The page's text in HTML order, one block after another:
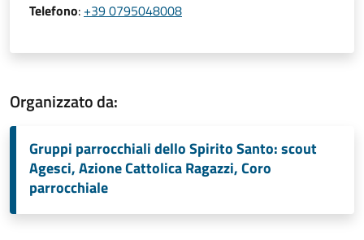
Telefono: +39 0795048008
Organizzato da:
Gruppi parrocchiali dello Spirito Santo: scout
Agesci, Azione Cattolica Ragazzi, Coro
parrocchiale